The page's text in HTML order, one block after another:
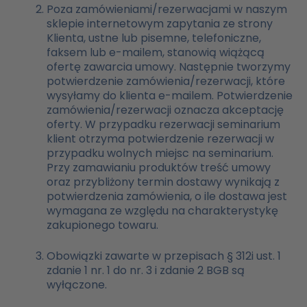
Poza zamówieniami/rezerwacjami w naszym
sklepie internetowym zapytania ze strony
Klienta, ustne lub pisemne, telefoniczne,
faksem lub e-mailem, stanowią wiążącą
ofertę zawarcia umowy. Następnie tworzymy
potwierdzenie zamówienia/rezerwacji, które
wysyłamy do klienta e-mailem. Potwierdzenie
zamówienia/rezerwacji oznacza akceptację
oferty. W przypadku rezerwacji seminarium
klient otrzyma potwierdzenie rezerwacji w
przypadku wolnych miejsc na seminarium.
Przy zamawianiu produktów treść umowy
oraz przybliżony termin dostawy wynikają z
potwierdzenia zamówienia, o ile dostawa jest
wymagana ze względu na charakterystykę
zakupionego towaru.
Obowiązki zawarte w przepisach § 312i ust. 1
zdanie 1 nr. 1 do nr. 3 i zdanie 2 BGB są
wyłączone.